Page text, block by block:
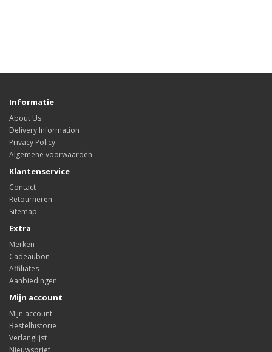
Informatie
About Us
Delivery Information
Privacy Policy
Algemene voorwaarden
Klantenservice
Contact
Retourneren
Sitemap
Extra
Merken
Cadeaubon
Affiliates
Aanbiedingen
Mijn account
Mijn account
Bestelhistorie
Verlanglijst
Nieuwsbrief